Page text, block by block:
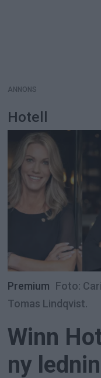
ANNONS
Hotell
Premium Foto:
Tomas Lindqvist.
Winn
ny